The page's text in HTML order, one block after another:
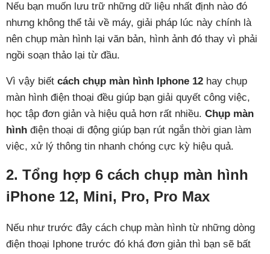
Nếu bạn muốn lưu trữ những dữ liệu nhất định nào đó
nhưng không thể tải về máy, giải pháp lúc này chính là
nên chụp màn hình lại văn bản, hình ảnh đó thay vì phải
ngồi soạn thảo lại từ đầu.
Vì vậy biết cách chụp màn hình Iphone 12 hay chụp
màn hình điện thoại đều giúp bạn giải quyết công việc,
học tập đơn giản và hiệu quả hơn rất nhiều. Chụp màn
hình điện thoại di động giúp bạn rút ngắn thời gian làm
việc, xử lý thông tin nhanh chóng cực kỳ hiệu quả.
2. Tổng hợp 6 cách chụp màn hình
iPhone 12, Mini, Pro, Pro Max
Nếu như trước đây cách chụp màn hình từ những dòng
điện thoại Iphone trước đó khá đơn giản thì bạn sẽ bất